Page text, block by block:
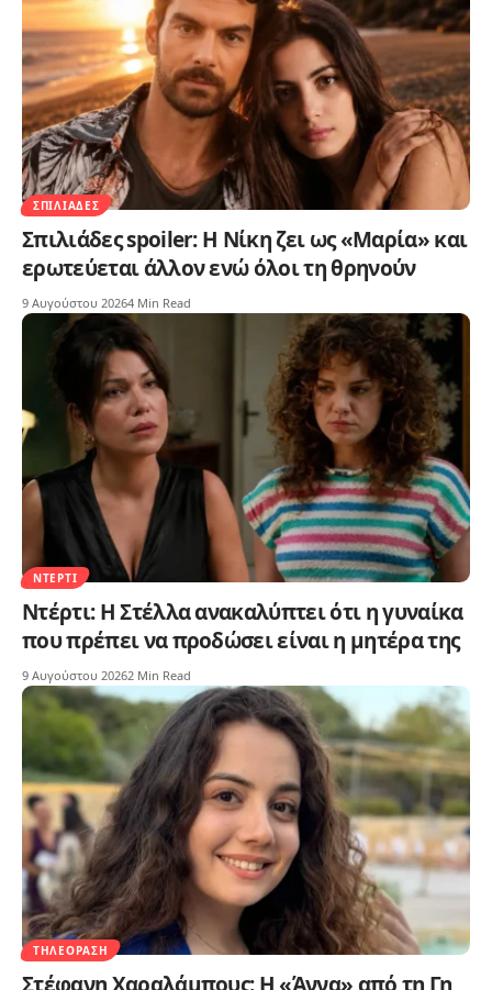
ΣΠΙΛΙΆΔΕΣ
Σπιλιάδες spoiler: Η Νίκη ζει ως «Μαρία» και
ερωτεύεται άλλον ενώ όλοι τη θρηνούν
9 Αυγούστου 20264 Min Read
ΝΤΈΡΤΙ
Ντέρτι: Η Στέλλα ανακαλύπτει ότι η γυναίκα
που πρέπει να προδώσει είναι η μητέρα της
9 Αυγούστου 20262 Min Read
ΤΗΛΕΌΡΑΣΗ
Στέφανη Χαραλάμπους: Η «Άννα» από τη Γη